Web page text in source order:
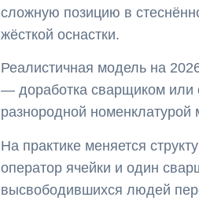
сложную позицию в
жёсткой оснастки.
Реалистичная модель на
— доработка сварщиком или
разнородной номенклатурой
На практике меняется
оператор ячейки и один
высвободившихся людей